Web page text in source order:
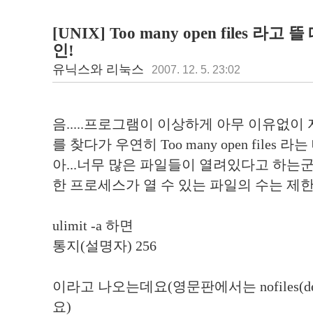
[UNIX] Too many open files 라고 뜰
인!
유닉스와 리눅스 2007. 12. 5. 23:02
음.....프로그램이 이상하게 아무 이유없이
를 찾다가 우연히 Too many open files 라
아...너무 많은 파일들이 열려있다고 하는
한 프로세스가 열 수 있는 파일의 수는 제
ulimit -a 하면
통지(설명자) 256
이라고 나오는데요(영문판에서는
요)